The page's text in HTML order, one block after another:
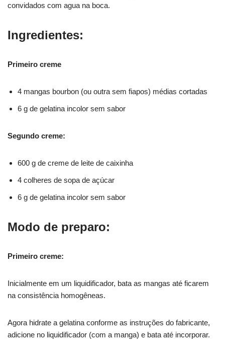
convidados com agua na boca.
Ingredientes:
Primeiro creme
4 mangas bourbon (ou outra sem fiapos) médias cortadas
6 g de gelatina incolor sem sabor
Segundo creme:
600 g de creme de leite de caixinha
4 colheres de sopa de açúcar
6 g de gelatina incolor sem sabor
Modo de preparo:
Primeiro creme:
Inicialmente em um liquidificador, bata as mangas até ficarem
na consistência homogêneas.
Agora hidrate a gelatina conforme as instruções do fabricante,
adicione no liquidificador (com a manga) e bata até incorporar.